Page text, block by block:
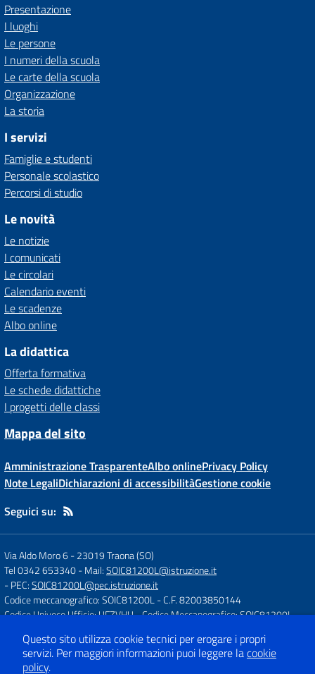
Presentazione
I luoghi
Le persone
I numeri della scuola
Le carte della scuola
Organizzazione
La storia
I servizi
Famiglie e studenti
Personale scolastico
Percorsi di studio
Le novità
Le notizie
I comunicati
Le circolari
Calendario eventi
Le scadenze
Albo online
La didattica
Offerta formativa
Le schede didattiche
I progetti delle classi
Mappa del sito
Amministrazione TrasparenteAlbo onlinePrivacy Policy
Note LegaliDichiarazioni di accessibilitàGestione cookie
Seguici su:
Via Aldo Moro 6-23019 Traona (SO)
Tel 0342 653340- Mail:SOIC81200L@istruzione.it
- PEC:SOIC81200L@pec.istruzione.it
Codice meccanografico: SOIC81200L- C.F. 82003850144
Codice Univoco Ufficio: UFZVHU- Codice Meccanografico: SOIC81200L
Concept & Design by
Designers Italia
Questo sito utilizza cookie tecnici per erogare i propri
servizi. Per maggiori informazioni puoi leggere lacookie
policy.